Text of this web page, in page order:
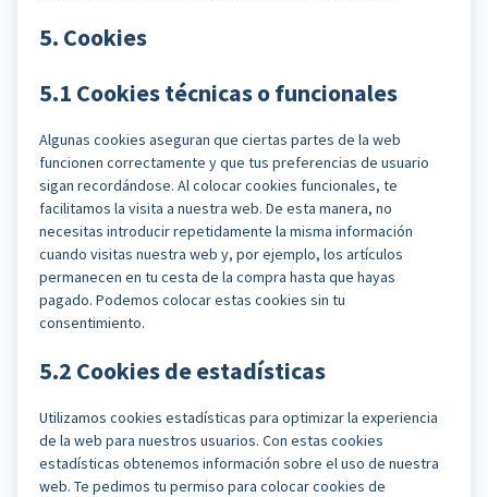
5. Cookies
5.1 Cookies técnicas o funcionales
Algunas cookies aseguran que ciertas partes de la web
funcionen correctamente y que tus preferencias de usuario
sigan recordándose. Al colocar cookies funcionales, te
facilitamos la visita a nuestra web. De esta manera, no
necesitas introducir repetidamente la misma información
cuando visitas nuestra web y, por ejemplo, los artículos
permanecen en tu cesta de la compra hasta que hayas
pagado. Podemos colocar estas cookies sin tu
consentimiento.
5.2 Cookies de estadísticas
Utilizamos cookies estadísticas para optimizar la experiencia
de la web para nuestros usuarios. Con estas cookies
estadísticas obtenemos información sobre el uso de nuestra
web. Te pedimos tu permiso para colocar cookies de